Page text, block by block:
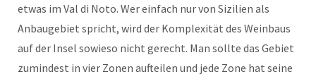
etwas im Val di Noto. Wer einfach nur von Sizilien als
Anbaugebiet spricht, wird der Komplexität des Weinbaus
auf der Insel sowieso nicht gerecht. Man sollte das Gebiet
zumindest in vier Zonen aufteilen und jede Zone hat seine